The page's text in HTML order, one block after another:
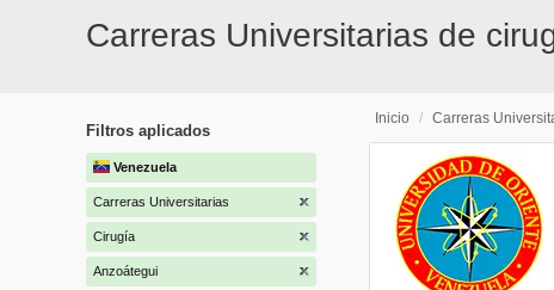
Carreras Universitarias de
Filtros aplicados
Venezuela
Carreras Universitarias
Cirugía
Anzoátegui
Inicio / Carreras